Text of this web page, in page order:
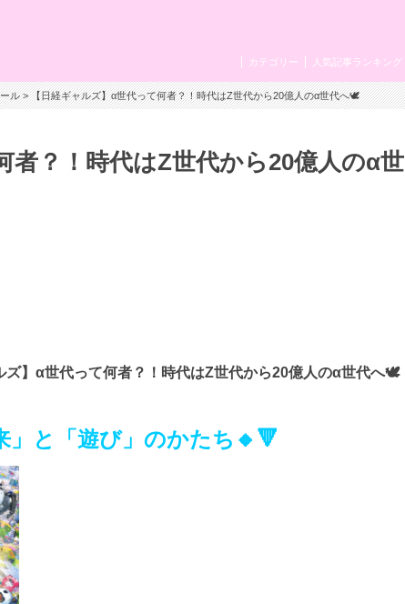
人気記事ランキング
カテゴリー
ル> 【日経ギャルズ】α世代って何者？！時代はZ世代から20億人のα世代へ🕊️
者？！時代はZ世代から20億人のα世
】α世代って何者？！時代はZ世代から20億人のα世代へ🕊️
」と「遊び」のかたち🔸🔻